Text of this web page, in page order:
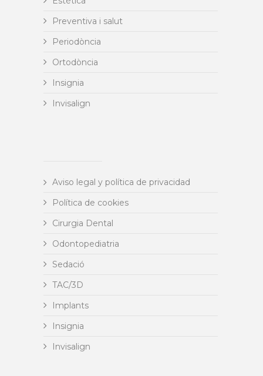
Preventiva i salut
Periodòncia
Ortodòncia
Insignia
Invisalign
Aviso legal y política de privacidad
Política de cookies
Cirurgia Dental
Odontopediatria
Sedació
TAC/3D
Implants
Insignia
Invisalign